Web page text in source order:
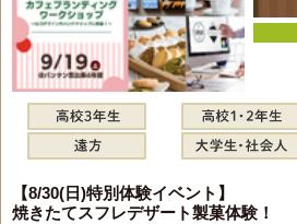
【8/30(日)特別体験イベント】
焼きたてスフレデザート製菓体験！